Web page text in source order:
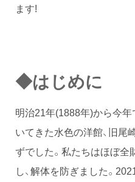
ます!
◆はじめに
明治21年(1888年)から今
いてきた水色の洋館、旧尾
ずでした。私たちはほぼ
し、解体を防ぎました。